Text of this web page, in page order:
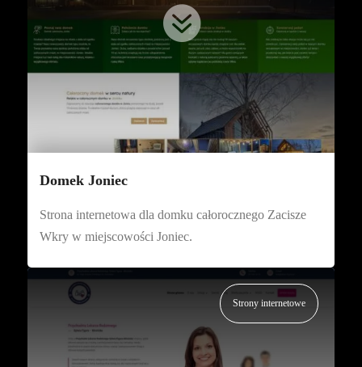

Domek Joniec
Strona internetowa dla domku całorocznego Zacisze
Wkry w miejscowości Joniec.
Strony internetowe